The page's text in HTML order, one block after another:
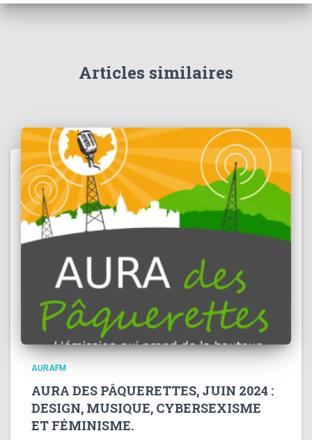
Articles similaires
AURAFM
AURA DES PÂQUERETTES, JUIN 2024 :
DESIGN, MUSIQUE, CYBERSEXISME
ET FÉMINISME.